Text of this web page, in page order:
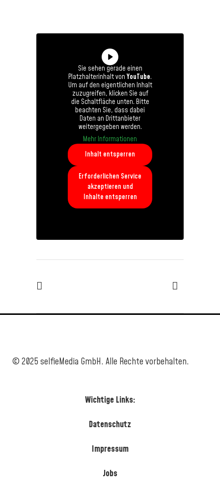
Sie sehen gerade einen
Platzhalterinhalt von YouTube.
Um auf den eigentlichen Inhalt
zuzugreifen, klicken Sie auf
die Schaltfläche unten. Bitte
beachten Sie, dass dabei
Daten an Drittanbieter
weitergegeben werden.
Mehr Informationen
Inhalt entsperren
Erforderlichen Service
akzeptieren und
Inhalte entsperren
© 2025 selfieMedia GmbH. Alle Rechte vorbehalten.
Wichtige Links:
Datenschutz
Impressum
Jobs